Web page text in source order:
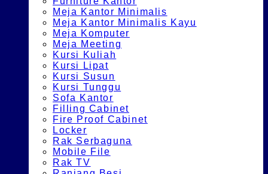
Meja Kantor Minimalis
Meja Kantor Minimalis Kayu
Meja Komputer
Meja Meeting
Kursi Kuliah
Kursi Lipat
Kursi Susun
Kursi Tunggu
Sofa Kantor
Filling Cabinet
Fire Proof Cabinet
Locker
Rak Serbaguna
Mobile File
Rak TV